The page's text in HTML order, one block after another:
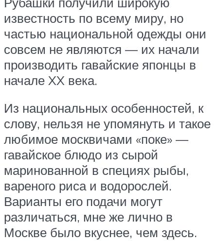
известность по всему миру, но
частью национальной одежды они
совсем не являются — их начали
производить гавайские японцы в
начале XX века.
Из национальных особенностей, к
слову, нельзя не упомянуть и такое
любимое москвичами «поке» —
гавайское блюдо из сырой
маринованной в специях рыбы,
вареного риса и водорослей.
Варианты его подачи могут
различаться, мне же лично в
Москве было вкуснее, чем здесь.